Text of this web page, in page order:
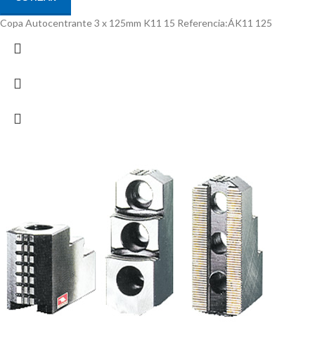
Copa Autocentrante 3 x 125mm K11 15 Referencia:ÁK11 125